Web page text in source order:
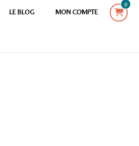
LE BLOG MON COMPTE
0